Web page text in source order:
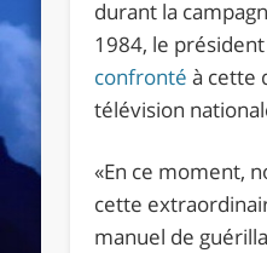
durant la
1984, le
confronté à cette
télévision
«En ce moment,
cette
manuel de